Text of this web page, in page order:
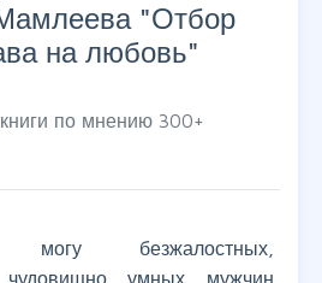
"Отбор
на любовь"
по мнению 300+
безжалостных,
чудовищно умных мужчин